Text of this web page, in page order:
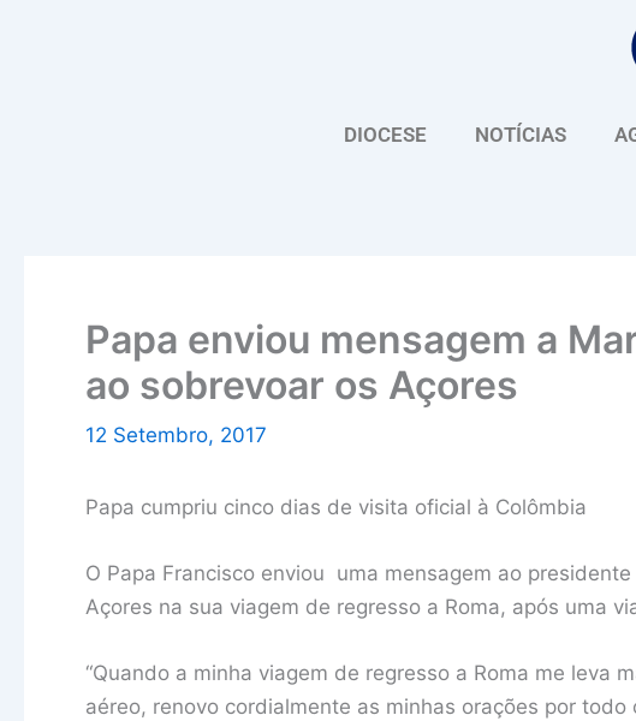
DIOCESE NOTÍCIAS
Papa enviou mensagem a
ao sobrevoar os Açores
12 Setembro, 2017
Papa cumpriu cinco dias de visita oficial à Colômbia
O Papa Francisco enviou uma mensagem ao
Açores na sua viagem de regresso a Roma, após uma
“Quando a minha viagem de regresso a Roma me leva
aéreo, renovo cordialmente as minhas orações por